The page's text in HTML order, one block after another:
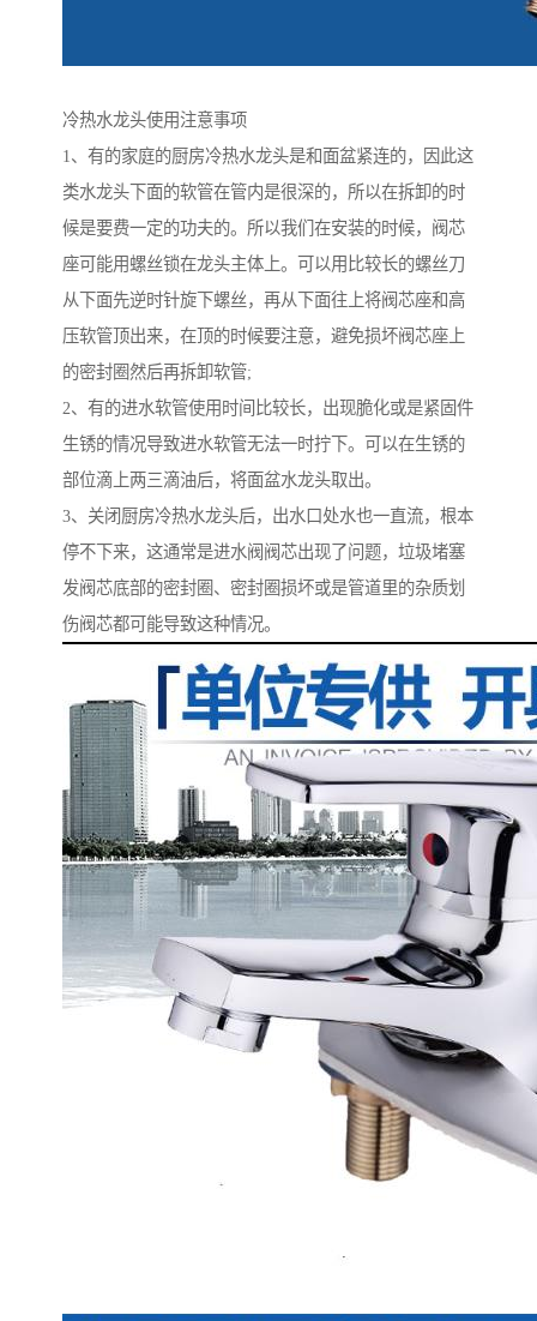
冷热水龙头使用注意事项
1、有的家庭的厨房冷热水龙头是和面盆紧连的，因此这
类水龙头下面的软管在管内是很深的，所以在拆卸的时
候是要费一定的功夫的。所以我们在安装的时候，阀芯
座可能用螺丝锁在龙头主体上。可以用比较长的螺丝刀
从下面先逆时针旋下螺丝，再从下面往上将阀芯座和高
压软管顶出来，在顶的时候要注意，避免损坏阀芯座上
的密封圈然后再拆卸软管;
2、有的进水软管使用时间比较长，出现脆化或是紧固件
生锈的情况导致进水软管无法一时拧下。可以在生锈的
部位滴上两三滴油后，将面盆水龙头取出。
3、关闭厨房冷热水龙头后，出水口处水也一直流，根本
停不下来，这通常是进水阀阀芯出现了问题，垃圾堵塞
发阀芯底部的密封圈、密封圈损坏或是管道里的杂质划
伤阀芯都可能导致这种情况。